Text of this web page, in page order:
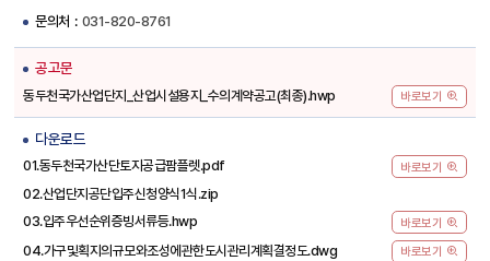
문의처
031-820-8761
공고문
동두천국가산업단지_산업시설용지_수의계약공고(최종).hwp 바로보기
다운로드
01.동두천국가산단토지공급팜플렛.pdf 바로보기
02.산업단지공단입주신청양식1식.zip
03.입주우선순위증빙서류등.hwp
바로보기
04.가구및획지의규모와조성에관한도시관리계획결정도.dwg 바로보기